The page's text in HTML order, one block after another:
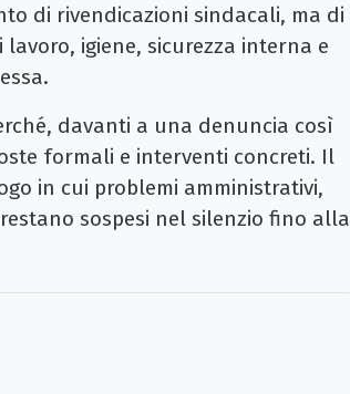
di rivendicazioni sindacali, ma di
igiene, sicurezza interna e
davanti a una denuncia così
formali e interventi concreti. Il
in cui problemi amministrativi,
sospesi nel silenzio fino alla